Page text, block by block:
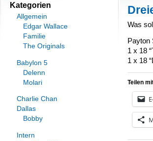
Was
Payton
1 x 18
1 x 18
Teilen
Kategorien
Allgemein
Edgar Wallace
Familie
The Originals
Babylon 5
Delenn
Molari
Charlie Chan
Dallas
Bobby
Intern